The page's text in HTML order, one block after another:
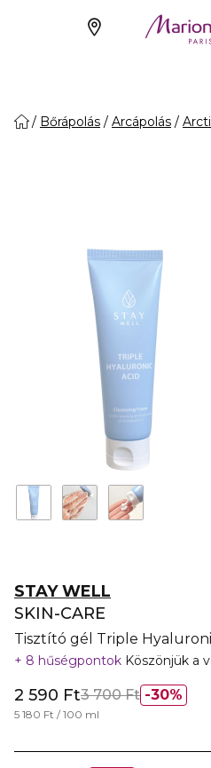
Bőrápolás Arcápolás
STAY WELL
SKIN-CARE
Tisztító gél Triple
8 hűségpontok Köszönjük a
30%
2 590 Ft3 700 Ft
5 180 Ft / 100 ml